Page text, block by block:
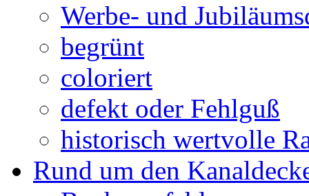
Werbe- und
begrünt
coloriert
defekt oder Fehlguß
historisch wertvolle
Rund um den